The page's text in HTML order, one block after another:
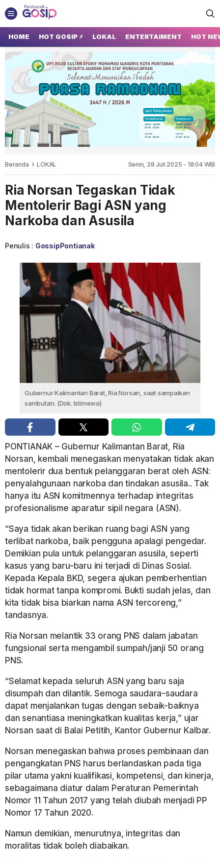
GOSIP PONTIANAK
Tempatnya Gosip Terupdate Pontianak
HOME HOT GOSIP ⚡ LOKAL ENTERTAIMENT HOT
Beranda LOKAL Senin, 28 Juli 2025 - 18:04 WIB
Ria Norsan Tegaskan Tidak
Mentolerir Bagi ASN yang
Narkoba dan Asusila
Penulis : GossipPontianak
Gubernur Kalimantan Barat, Ria Norsan, saat sampaikan
sambutan. (Dok. Istimewa)
PONTIANAK – Gubernur Kalimantan Barat, Ria
Norsan, kembali menegaskan menyatakan tidak akan
mentolerir dua bentuk pelanggaran berat oleh ASN:
penyalahgunaan narkoba dan tindakan asusila.. Tak
hanya itu ASN komitmennya terhadap integritas
profesionalisme aparatur sipil negara (ASN).
“Saya tidak akan berikan ruang bagi ASN yang
terlibat narkoba, baik pengguna apalagi pengedar.
Demikian pula untuk pelanggaran asusila, seperti
kasus yang baru-baru ini terjadi di Dinas Sosial.
Kepada Kepala BKD, segera ajukan pemberhentian
tidak hormat tanpa kompromi. Bukti sudah jelas, dan
kita tidak bisa biarkan nama ASN tercoreng,”
tandasnya.
Ria Norsan melantik 33 orang PNS dalam jabatan
fungsional serta mengambil sumpah/janji 50 orang
PNS.
“Selamat kepada seluruh ASN yang baru saja
disumpah dan dilantik. Semoga saudara-saudara
dapat menjalankan tugas dengan sebaik-baiknya
dan senantiasa meningkatkan kualitas kerja,” ujar
Norsan saat di Balai Petitih, Kantor Gubernur Kalbar.
Norsan menegaskan bahwa proses pembinaan dan
pengangkatan PNS harus berlandaskan pada tiga
pilar utama yakni kualifikasi, kompetensi, dan kinerja,
sebagaimana diatur dalam Peraturan Pemerintah
Nomor 11 Tahun 2017 yang telah diubah menjadi PP
Nomor 17 Tahun 2020.
Namun demikian, menurutnya, integritas dan
moralitas tidak boleh diabaikan.